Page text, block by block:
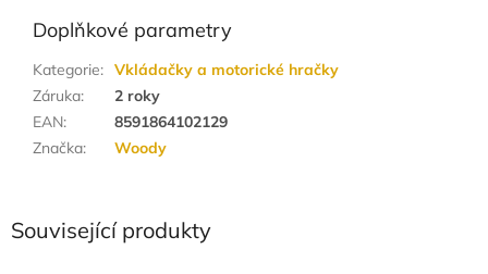
Související produkty
Doplňkové parametry
Kategorie: Vkládačky a motorické hračky
Záruka:
2 roky
EAN:
8591864102129
Značka: Woody